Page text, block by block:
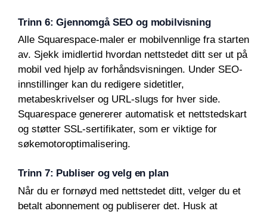
Trinn 6: Gjennomgå SEO og mobilvisning
Alle Squarespace-maler er mobilvennlige fra starten
av. Sjekk imidlertid hvordan nettstedet ditt ser ut på
mobil ved hjelp av forhåndsvisningen. Under SEO-
innstillinger kan du redigere sidetitler,
metabeskrivelser og URL-slugs for hver side.
Squarespace genererer automatisk et nettstedskart
og støtter SSL-sertifikater, som er viktige for
søkemotoroptimalisering.
Trinn 7: Publiser og velg en plan
Når du er fornøyd med nettstedet ditt, velger du et
betalt abonnement og publiserer det. Husk at